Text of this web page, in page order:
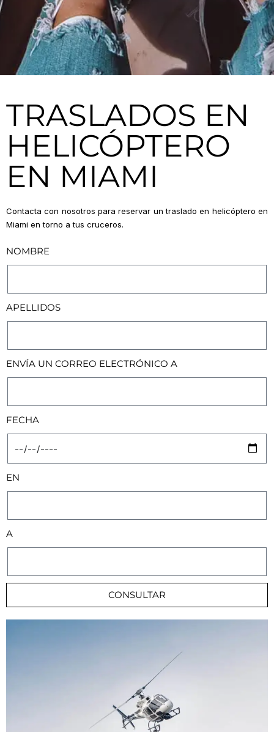
TRASLADOS EN
HELICÓPTERO
EN MIAMI
Contacta con nosotros para reservar un traslado en helicóptero en
Miami en torno a tus cruceros.
NOMBRE
APELLIDOS
ENVÍA UN CORREO ELECTRÓNICO A
FECHA
EN
A
CONSULTAR